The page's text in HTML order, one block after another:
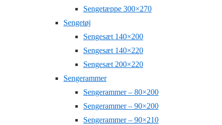
Sengetæppe 300×270
Sengetøj
Sengesæt 140×200
Sengesæt 140×220
Sengesæt 200×220
Sengerammer
Sengerammer – 80×200
Sengerammer – 90×200
Sengerammer – 90×210